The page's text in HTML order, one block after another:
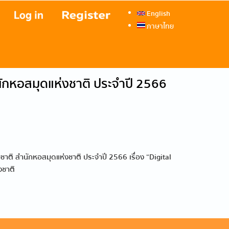
English
ภาษาไทย
หอสมุดแห่งชาติ ประจำปี 2566
ติ สำนักหอสมุดแห่งชาติ ประจำปี 2566 เรื่อง “Digital
าติ